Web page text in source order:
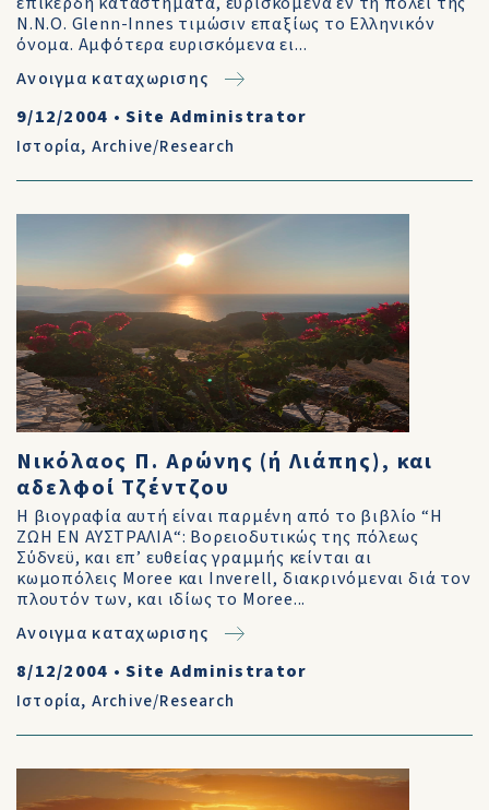
Ν.Ν.Ο. Glenn-Innes τιμώσιν επαξίως το Ελληνικόν
όνομα. Αμφότερα ευρισκόμενα ει...
Ανοιγμα καταχωρισης
9/12/2004 •Site Administrator
Ιστορία, Archive/Research
Νικόλαος Π. Αρώνης (ή Λιάπης), και
αδελφοί Τζέντζου
Η βιογραφία αυτή είναι παρμένη από το βιβλίο “Η
ΖΩΗ ΕΝ ΑΥΣΤΡΑΛΙΑ“: Βορειοδυτικώς της πόλεως
Σύδνεϋ, και επ’ ευθείας γραμμής κείνται αι
κωμοπόλεις Moree και Inverell, διακρινόμεναι διά τον
πλουτόν των, και ιδίως το Moree...
Ανοιγμα καταχωρισης
8/12/2004 •Site Administrator
Ιστορία, Archive/Research